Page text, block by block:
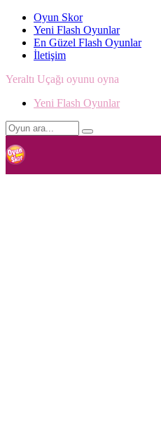
Oyun Skor
Yeni Flash Oyunlar
En Güzel Flash Oyunlar
İletişim
Yeraltı Uçağı oyunu oyna
Yeni Flash Oyunlar